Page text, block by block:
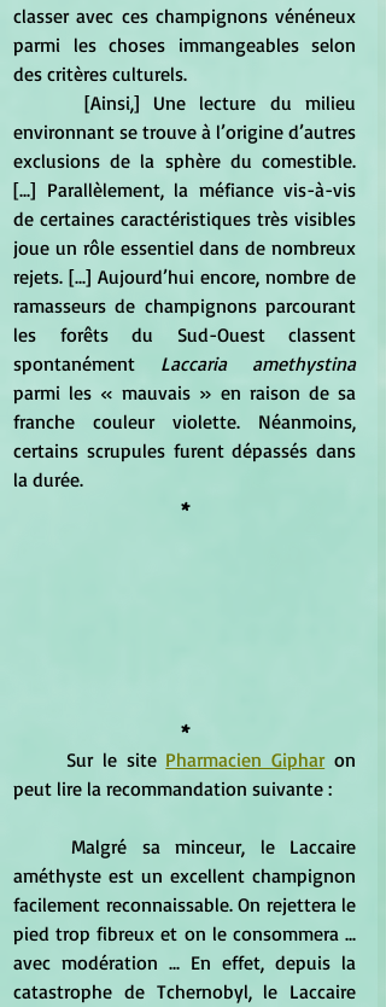
classer avec ces champignons vénéneux
parmi les choses immangeables selon
des critères culturels.
environnant se trouve à l’origine d’autres
exclusions de la sphère du comestible.
[...] Parallèlement, la méfiance vis-à-vis
de certaines caractéristiques très visibles
joue un rôle essentiel dans de nombreux
rejets. [...] Aujourd’hui encore, nombre de
ramasseurs de champignons parcourant
les forêts du Sud-Ouest classent
spontanément Laccaria amethystina
parmi les « mauvais » en raison de sa
franche couleur violette. Néanmoins,
certains scrupules furent dépassés dans
la durée.
*
*
	Sur le site
Pharmacien Giphar on
peut lire la recommandation suivante :
	Malgré sa minceur, le Laccaire
améthyste est un excellent champignon
facilement reconnaissable. On rejettera le
pied trop fibreux et on le consommera ...
avec modération ... En effet, depuis la
catastrophe de Tchernobyl, le Laccaire